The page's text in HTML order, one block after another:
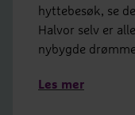
hyttebesøk, se
Halvor selv er
nybygde
Les mer